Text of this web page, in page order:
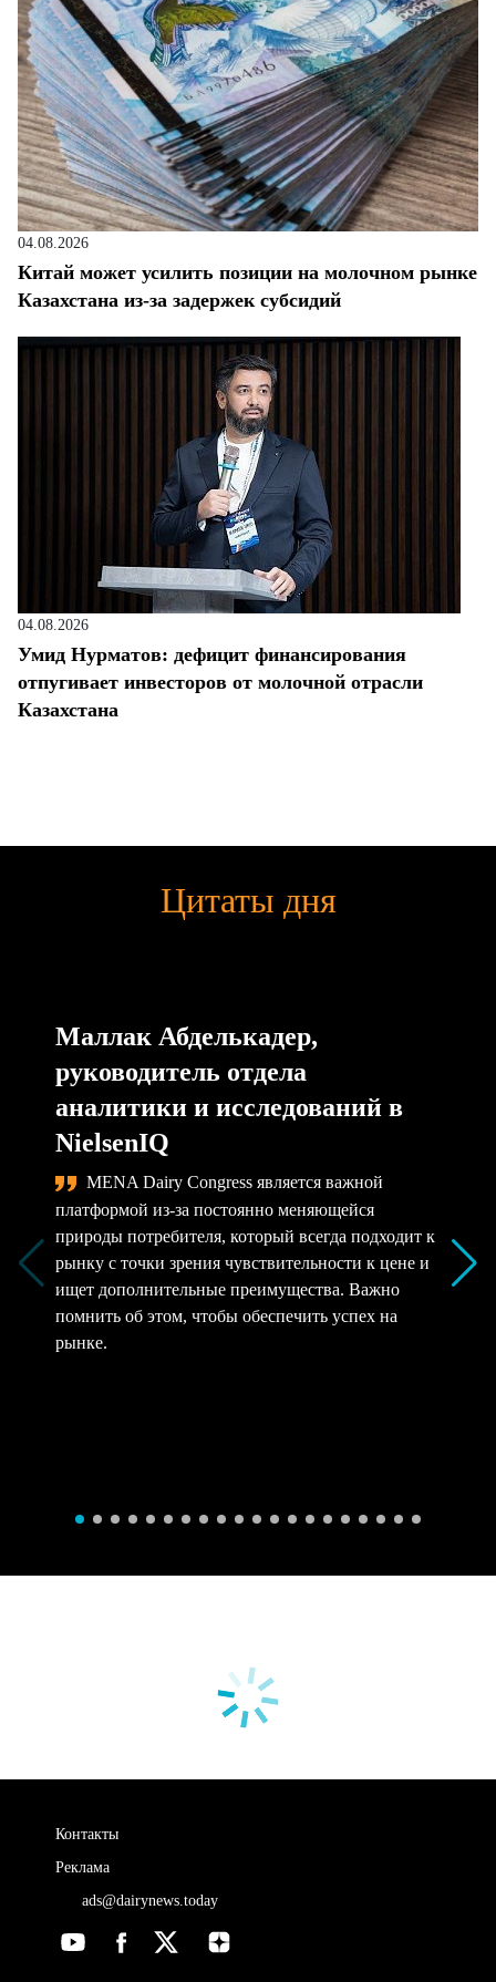
04.08.2026
Китай может усилить позиции на молочном рынке
Казахстана из-за задержек субсидий
04.08.2026
Умид Нурматов: дефицит финансирования
отпугивает инвесторов от молочной отрасли
Казахстана
Цитаты дня
Маллак Абделькадер,
руководитель отдела
аналитики и исследований в
NielsenIQ
MENA Dairy Congress является важной
платформой из-за постоянно меняющейся
природы потребителя, который всегда подходит к
рынку с точки зрения чувствительности к цене и
ищет дополнительные преимущества. Важно
помнить об этом, чтобы обеспечить успех на
рынке.
Контакты
Реклама
ads@dairynews.today